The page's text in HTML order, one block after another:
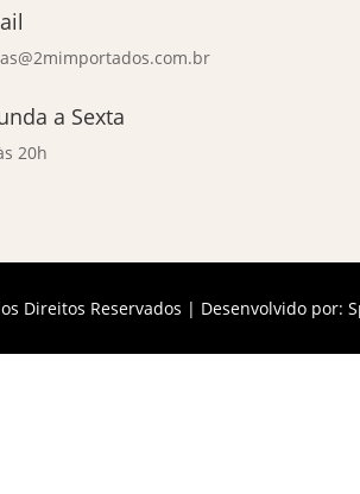
a Sexta
20h
Direitos Reservados | Desenvolvido por: